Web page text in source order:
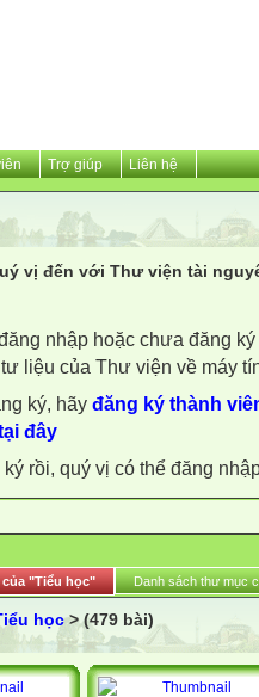
Trợ giúp Liên hệ
vị đến với Thư viện tài
nhập hoặc chưa đăng
liệu của Thư viện về máy
ký, hãy đăng ký thành
đây
ký rồi, quý vị có thể đăng
"Tiểu học" Danh sách thư mục
học> (479 bài)